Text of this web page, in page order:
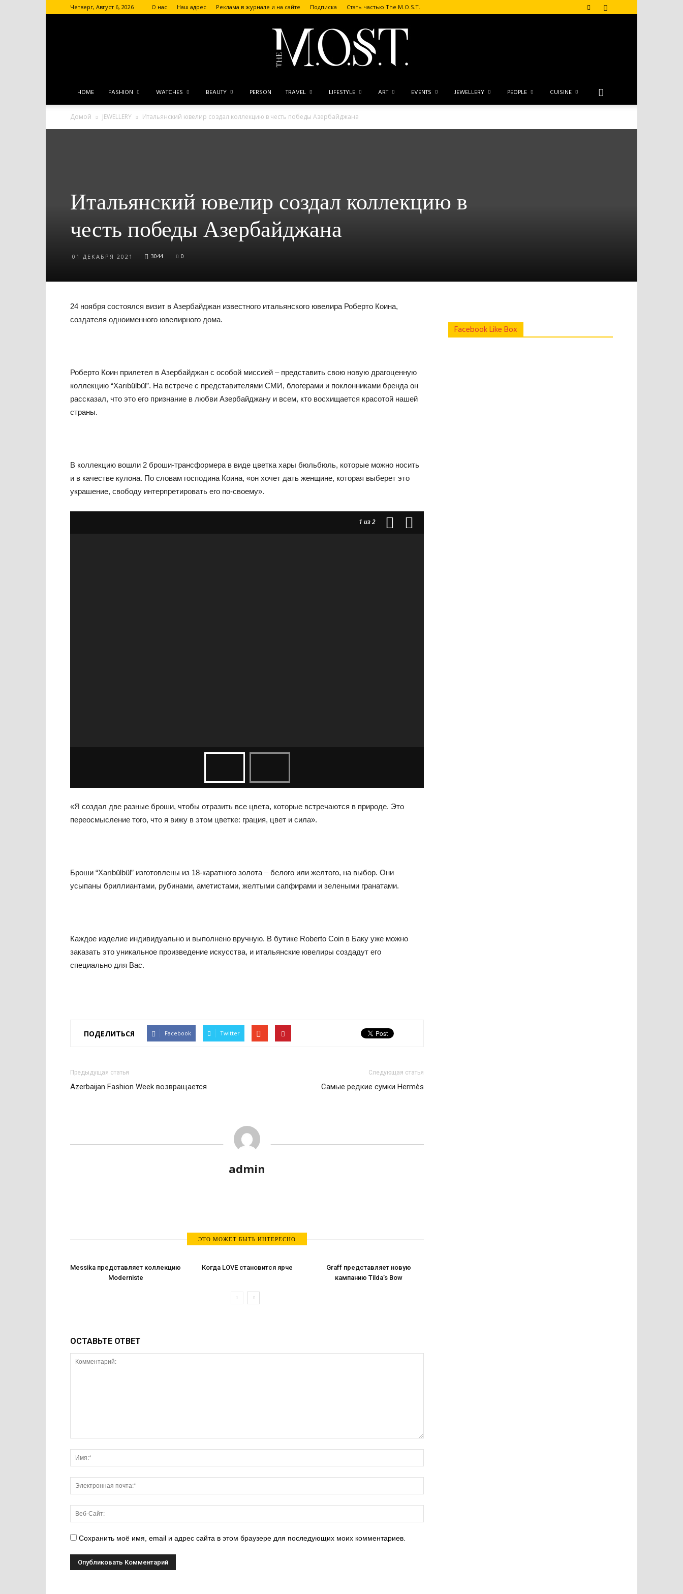
Четверг, Август 6, 2026 О нас Наш адрес Реклама в журнале и на сайте Подписка Стать частью The M.O.S.T.
The
HOME FASHION WATCHES BEAUTY PERSON TRAVEL LIFESTYLE ART EVENTS JEWELLERY PEOPLE CUISINE
Домой JEWELLERY Итальянский ювелир создал коллекцию в честь победы Азербайджана
Итальянский ювелир создал коллекцию в
честь победы Азербайджана
01 ДЕКАБРЯ 2021 3044 0
24 ноября состоялся визит в Азербайджан известного итальянского ювелира Роберто Коина,
создателя одноименного ювелирного дома.
Роберто Коин прилетел в Азербайджан с особой миссией – представить свою новую драгоценную
коллекцию “Xarıbülbül”. На встрече с представителями СМИ, блогерами и поклонниками бренда он
рассказал, что это его признание в любви Азербайджану и всем, кто восхищается красотой нашей
страны.
В коллекцию вошли 2 броши-трансформера в виде цветка хары бюльбюль, которые можно носить
и в качестве кулона. По словам господина Коина, «он хочет дать женщине, которая выберет это
украшение, свободу интерпретировать его по-своему».
1 из 2
«Я создал две разные броши, чтобы отразить все цвета, которые встречаются в природе. Это
переосмысление того, что я вижу в этом цветке: грация, цвет и сила».
Броши “Xarıbülbül” изготовлены из 18-каратного золота – белого или желтого, на выбор. Они
усыпаны бриллиантами, рубинами, аметистами, желтыми сапфирами и зелеными гранатами.
Каждое изделие индивидуально и выполнено вручную. В бутике Roberto Coin в Баку уже можно
заказать это уникальное произведение искусства, и итальянские ювелиры создадут его
специально для Вас.
ПОДЕЛИТЬСЯ Facebook Twitter
Предыдущая статья
Azerbaijan Fashion Week возвращается
Следующая статья
Самые редкие сумки Hermès
admin
ЭТО МОЖЕТ БЫТЬ ИНТЕРЕСНО
Messika представляет коллекцию
Moderniste
Когда LOVE становится ярче
Graff представляет новую
кампанию Tilda’s Bow
ОСТАВЬТЕ ОТВЕТ
Сохранить моё имя, email и адрес сайта в этом браузере для последующих моих комментариев.
Facebook Like Box